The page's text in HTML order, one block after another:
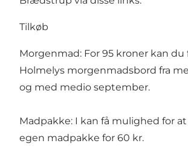
Tilkøb
Morgenmad: For 95 kroner kan du
Holmelys morgenmadsbord fra
og med medio september.
Madpakke: I kan få mulighed for
egen madpakke for 60 kr.